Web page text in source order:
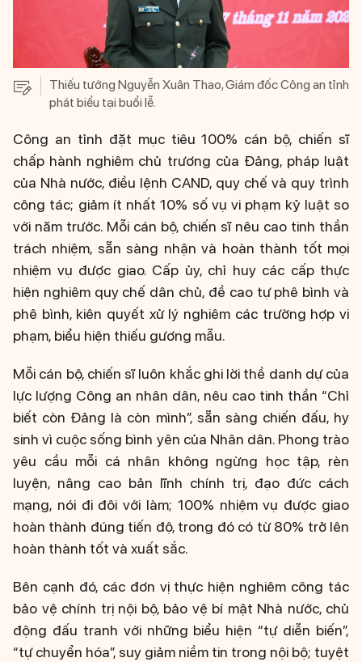
Thiếu tướng Nguyễn Xuân Thao, Giám đốc Công an tỉnh
phát biểu tại buổi lễ.
Công an tỉnh đặt mục tiêu 100% cán bộ, chiến sĩ
chấp hành nghiêm chủ trương của Đảng, pháp luật
của Nhà nước, điều lệnh CAND, quy chế và quy trình
công tác; giảm ít nhất 10% số vụ vi phạm kỷ luật so
với năm trước. Mỗi cán bộ, chiến sĩ nêu cao tinh thần
trách nhiệm, sẵn sàng nhận và hoàn thành tốt mọi
nhiệm vụ được giao. Cấp ủy, chỉ huy các cấp thực
hiện nghiêm quy chế dân chủ, đề cao tự phê bình và
phê bình, kiên quyết xử lý nghiêm các trường hợp vi
phạm, biểu hiện thiếu gương mẫu.
Mỗi cán bộ, chiến sĩ luôn khắc ghi lời thề danh dự của
lực lượng Công an nhân dân, nêu cao tinh thần “Chỉ
biết còn Đảng là còn mình”, sẵn sàng chiến đấu, hy
sinh vì cuộc sống bình yên của Nhân dân. Phong trào
yêu cầu mỗi cá nhân không ngừng học tập, rèn
luyện, nâng cao bản lĩnh chính trị, đạo đức cách
mạng, nói đi đôi với làm; 100% nhiệm vụ được giao
hoàn thành đúng tiến độ, trong đó có từ 80% trở lên
hoàn thành tốt và xuất sắc.
Bên cạnh đó, các đơn vị thực hiện nghiêm công tác
bảo vệ chính trị nội bộ, bảo vệ bí mật Nhà nước, chủ
động đấu tranh với những biểu hiện “tự diễn biến”,
“tự chuyển hóa”, suy giảm niềm tin trong nội bộ; tuyệt